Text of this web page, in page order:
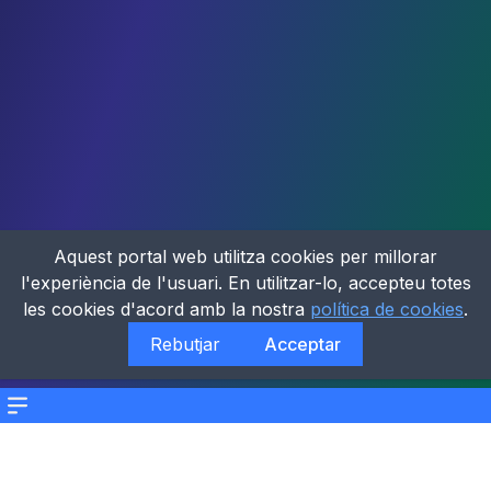
Menu
Aquest portal web utilitza cookies per millorar
l'experiència de l'usuari. En utilitzar-lo, accepteu totes
les cookies d'acord amb la nostra política de cookies.
Rebutjar
Acceptar